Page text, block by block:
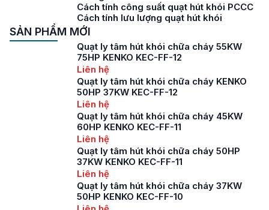
Cách tính công suất quạt hút khói PCCC
Cách tính lưu lượng quạt hút khói
SẢN PHẨM MỚI
Quạt ly tâm hút khói chữa cháy 55KW
75HP KENKO KEC-FF-12
Liên hệ
Quạt ly tâm hút khói chữa cháy KENKO
50HP 37KW KEC-FF-12
Liên hệ
Quạt ly tâm hút khói chữa cháy 45KW
60HP KENKO KEC-FF-11
Liên hệ
Quạt ly tâm hút khói chữa cháy 50HP
37KW KENKO KEC-FF-11
Liên hệ
Quạt ly tâm hút khói chữa cháy 37KW
50HP KENKO KEC-FF-10